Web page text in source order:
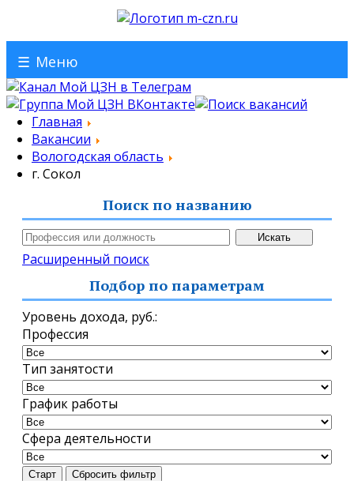
☰ Меню
Главная
Вакансии
Вологодская область
г. Сокол
Поиск по названию
Расширенный поиск
Подбор по параметрам
Уровень дохода, руб.:
Профессия
Тип занятости
График работы
Сфера деятельности
Старт Сбросить фильтр